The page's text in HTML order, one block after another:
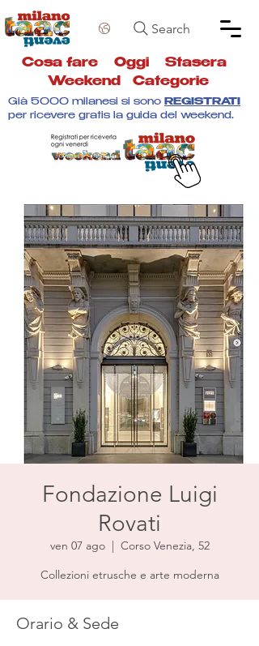
Search
Cosa fare Oggi Stasera
Weekend
Categorie
Già 5000 milanesi si sono REGISTRATI
per ricevere gratis la guida del weekend.
Fondazione Luigi
Rovati
ven 07 ago
  |
Corso Venezia, 52
Collezioni etrusche e arte moderna
Orario & Sede